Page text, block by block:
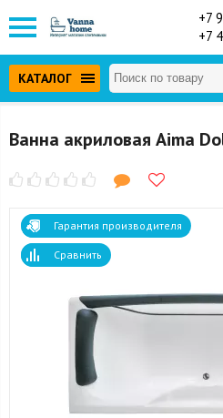
+7
+7
КАТАЛОГ
Ванна акриловая Aima
Гарантия производителя
Сравнить